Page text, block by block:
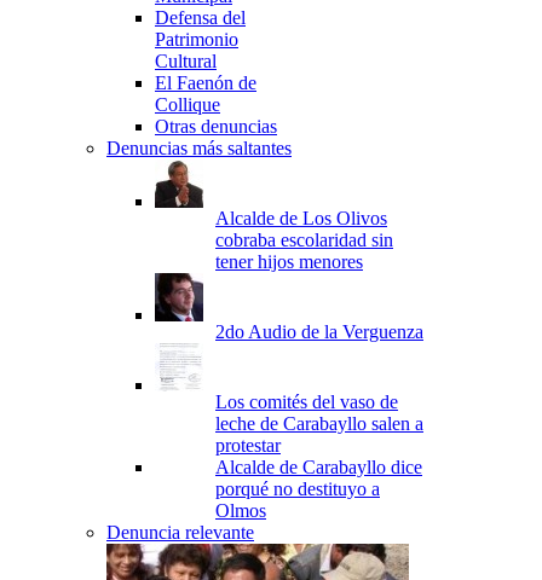
Defensa del
Patrimonio
Cultural
El Faenón de
Collique
Otras denuncias
Denuncias más saltantes
Alcalde de Los Olivos
cobraba escolaridad sin
tener hijos menores
2do Audio de la Verguenza
Los comités del vaso de
leche de Carabayllo salen a
protestar
Alcalde de Carabayllo dice
porqué no destituyo a
Olmos
Denuncia relevante